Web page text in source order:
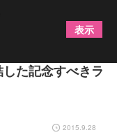
子、大杉久美子
た記念すべきラ
2015.9.28
表示